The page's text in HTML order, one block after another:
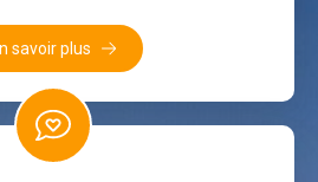
savoir plus